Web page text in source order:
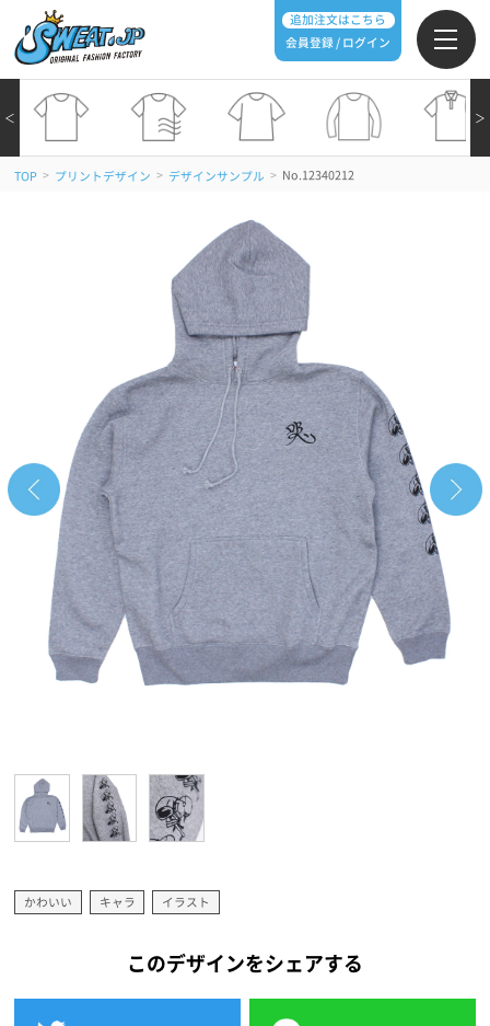
追加注文はこちら
会員登録 / ログイン
＞
＜
TOP > プリントデザイン > デザインサンプル > No.12340212
かわいい キャラ イラスト
このデザインをシェアする